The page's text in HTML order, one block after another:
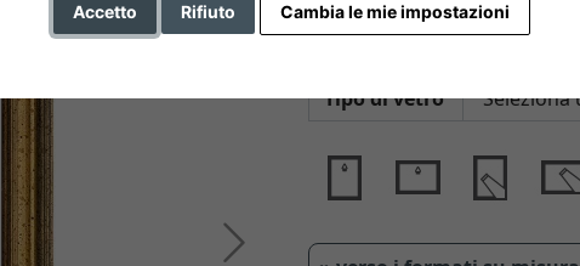
Accetto Rifiuto Cambia le mie impostazioni
Avanti
Colore
Tipo di vetro